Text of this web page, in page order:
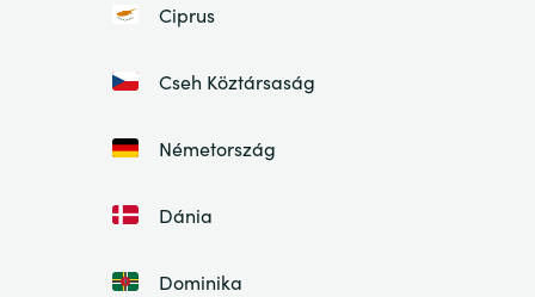
Ciprus
Cseh Köztársaság
Németország
Dánia
Dominika